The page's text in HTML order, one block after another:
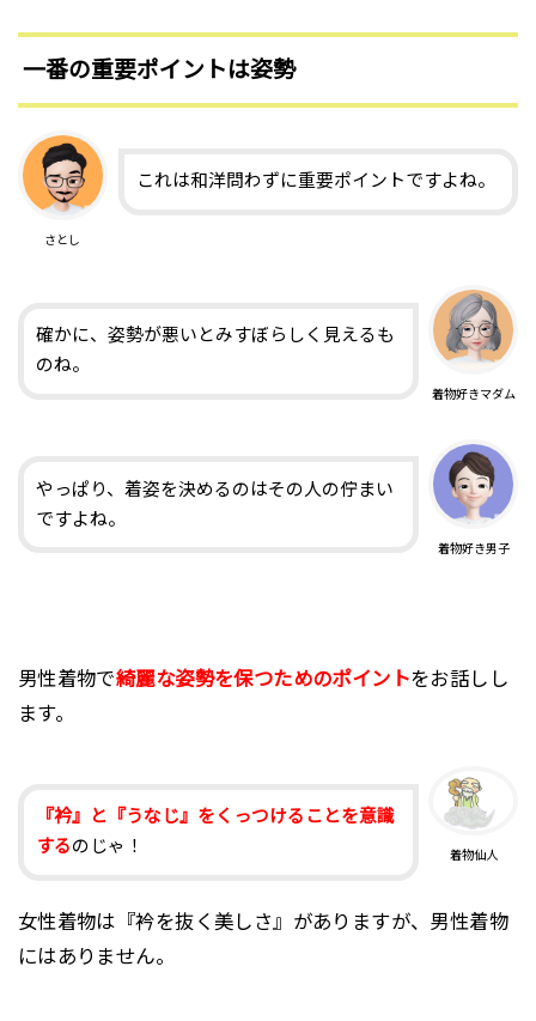
一番の重要ポイントは姿勢
さとし
これは和洋問わずに重要ポイントですよね。
着物好きマダム
確かに、姿勢が悪いとみすぼらしく見えるも
のね。
着物好き男子
やっぱり、着姿を決めるのはその人の佇まい
ですよね。
男性着物で綺麗な姿勢を保つためのポイントをお話しし
ます。
着物仙人
『衿』と『うなじ』をくっつけることを意識
するのじゃ！
女性着物は『衿を抜く美しさ』がありますが、男性着物
にはありません。